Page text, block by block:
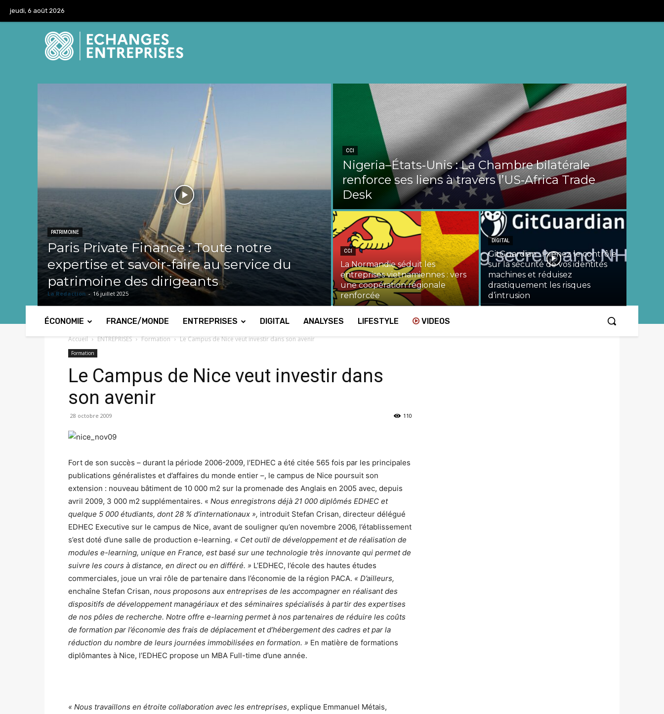
jeudi, 6 août 2026
PATRIMOINE
Paris Private Finance : Toute notre
expertise et savoir-faire au service du
patrimoine des dirigeants
La Redaction - 16 juillet 2025
CCI
Nigeria–États‑Unis : La Chambre bilatérale
renforce ses liens à travers l’US‑Africa Trade
Desk
CCI
La Normandie séduit les
entreprises vietnamiennes : vers
une coopération régionale
renforcée
DIGITAL
GitGuardian : Prenez le contrôle
sur la sécurité de vos identités
machines et réduisez
drastiquement les risques
d’intrusion
ÉCONOMIE FRANCE/MONDE ENTREPRISES DIGITAL ANALYSES LIFESTYLE VIDEOS
Accueil ENTREPRISES Formation Le Campus de Nice veut investir dans son avenir
Formation
Le Campus de Nice veut investir dans
son avenir
28 octobre 2009 110
Fort de son succès – durant la période 2006-2009, l’EDHEC a été citée 565 fois par les principales
publications généralistes et d’affaires du monde entier –, le campus de Nice poursuit son
extension : nouveau bâtiment de 10 000 m2 sur la promenade des Anglais en 2005 avec, depuis
avril 2009, 3 000 m2 supplémentaires. « Nous enregistrons déjà 21 000 diplômés EDHEC et
quelque 5 000 étudiants, dont 28 % d’internationaux », introduit Stefan Crisan, directeur délégué
EDHEC Executive sur le campus de Nice, avant de souligner qu’en novembre 2006, l’établissement
s’est doté d’une salle de production e-learning. « Cet outil de développement et de réalisation de
modules e-learning, unique en France, est basé sur une technologie très innovante qui permet de
suivre les cours à distance, en direct ou en différé. » L’EDHEC, l’école des hautes études
commerciales, joue un vrai rôle de partenaire dans l’économie de la région PACA. « D’ailleurs,
enchaîne Stefan Crisan, nous proposons aux entreprises de les accompagner en réalisant des
dispositifs de développement managériaux et des séminaires spécialisés à partir des expertises
de nos pôles de recherche. Notre offre e-learning permet à nos partenaires de réduire les coûts
de formation par l’économie des frais de déplacement et d’hébergement des cadres et par la
réduction du nombre de leurs journées immobilisées en formation. » En matière de formations
diplômantes à Nice, l’EDHEC propose un MBA Full-time d’une année.
« Nous travaillons en étroite collaboration avec les entreprises, explique Emmanuel Métais,